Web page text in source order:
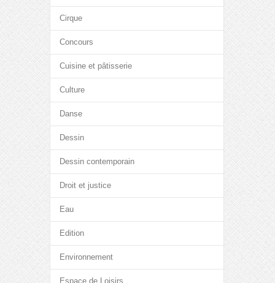
Cirque
Concours
Cuisine et pâtisserie
Culture
Danse
Dessin
Dessin contemporain
Droit et justice
Eau
Edition
Environnement
Espace de Loisirs